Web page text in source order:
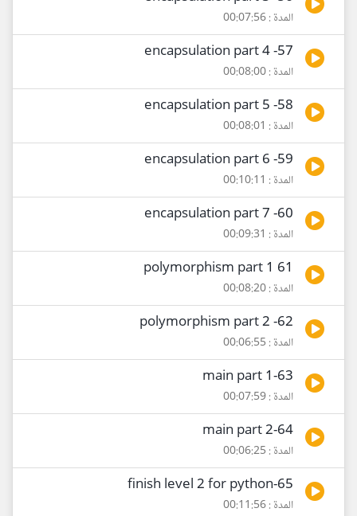
المدة : 00:07:56
57- encapsulation part 4
المدة : 00:08:00
58- encapsulation part 5
المدة : 00:08:01
59- encapsulation part 6
المدة : 00:10:11
60- encapsulation part 7
المدة : 00:09:31
61 polymorphism part 1
المدة : 00:08:20
62- polymorphism part 2
المدة : 00:06:55
63-main part 1
المدة : 00:07:59
64-main part 2
المدة : 00:06:25
65-finish level 2 for python
المدة : 00:11:56